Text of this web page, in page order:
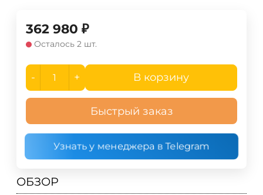
362 980 ₽
Осталось 2 шт.
- + В корзину
Быстрый заказ
Узнать у менеджера в Telegram
ОБЗОР